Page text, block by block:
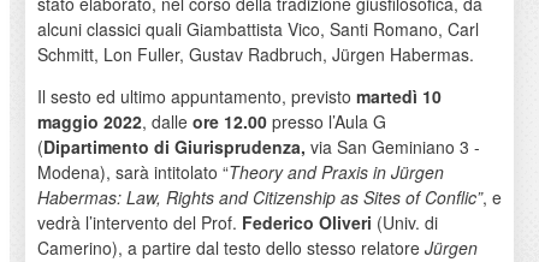
alcuni classici quali Giambattista Vico, Santi Romano, Carl
Schmitt, Lon Fuller, Gustav Radbruch, Jürgen Habermas.
Il sesto ed ultimo appuntamento, previsto martedì 10
maggio 2022, dalleore 12.00 presso l’Aula G
(Dipartimento di Giurisprudenza, via San Geminiano 3 -
Modena), sarà intitolato “Theory and Praxis in Jürgen
Habermas: Law, Rights and Citizenship as Sites of Conflic”, e
vedrà l’intervento del Prof. Federico Oliveri (Univ. di
Camerino), a partire dal testo dello stesso relatore Jürgen